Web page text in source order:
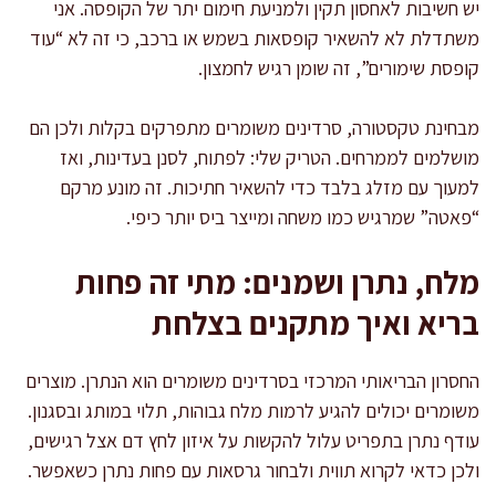
יש חשיבות לאחסון תקין ולמניעת חימום יתר של הקופסה. אני
משתדלת לא להשאיר קופסאות בשמש או ברכב, כי זה לא “עוד
קופסת שימורים”, זה שומן רגיש לחמצון.
מבחינת טקסטורה, סרדינים משומרים מתפרקים בקלות ולכן הם
מושלמים לממרחים. הטריק שלי: לפתוח, לסנן בעדינות, ואז
למעוך עם מזלג בלבד כדי להשאיר חתיכות. זה מונע מרקם
“פאטה” שמרגיש כמו משחה ומייצר ביס יותר כיפי.
מלח, נתרן ושמנים: מתי זה פחות
בריא ואיך מתקנים בצלחת
החסרון הבריאותי המרכזי בסרדינים משומרים הוא הנתרן. מוצרים
משומרים יכולים להגיע לרמות מלח גבוהות, תלוי במותג ובסגנון.
עודף נתרן בתפריט עלול להקשות על איזון לחץ דם אצל רגישים,
ולכן כדאי לקרוא תווית ולבחור גרסאות עם פחות נתרן כשאפשר.